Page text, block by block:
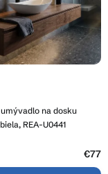
umývadlo na dosku
REA-U0441
€77